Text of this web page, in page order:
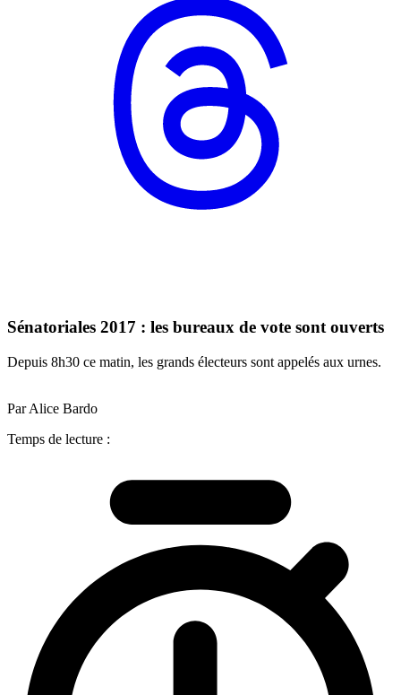
Sénatoriales 2017 : les bureaux de vote sont ouverts
Depuis 8h30 ce matin, les grands électeurs sont appelés aux urnes.
Par Alice Bardo
Temps de lecture :